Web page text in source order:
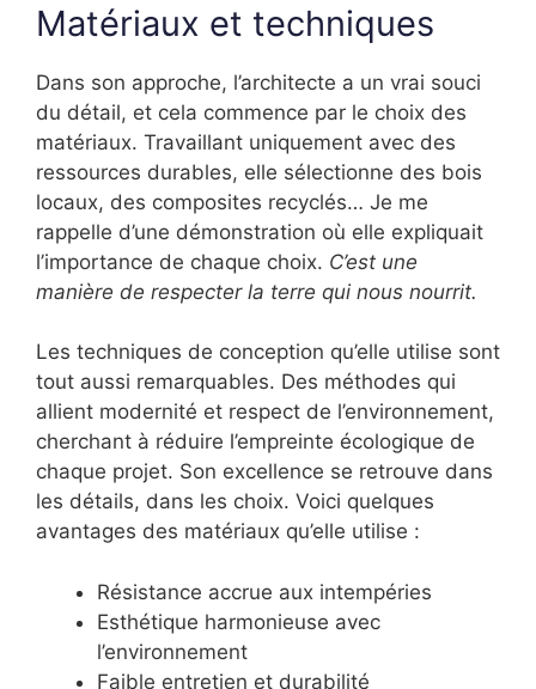
Matériaux et techniques
Dans son approche, l’architecte a un vrai souci
du détail, et cela commence par le choix des
matériaux. Travaillant uniquement avec des
ressources durables, elle sélectionne des bois
locaux, des composites recyclés… Je me
rappelle d’une démonstration où elle expliquait
l’importance de chaque choix. C’est une
manière de respecter la terre qui nous nourrit.
Les techniques de conception qu’elle utilise sont
tout aussi remarquables. Des méthodes qui
allient modernité et respect de l’environnement,
cherchant à réduire l’empreinte écologique de
chaque projet. Son excellence se retrouve dans
les détails, dans les choix. Voici quelques
avantages des matériaux qu’elle utilise :
Résistance accrue aux intempéries
Esthétique harmonieuse avec
l’environnement
Faible entretien et durabilité